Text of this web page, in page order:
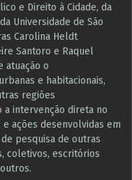
e Direito à Cidade, da
Universidade de São
Carolina Heldt
Santoro e Raquel
atuação o
e habitacionais,
regiões
intervenção direta no
ações desenvolvidas em
pesquisa ​de outras
coletivos, escritórios